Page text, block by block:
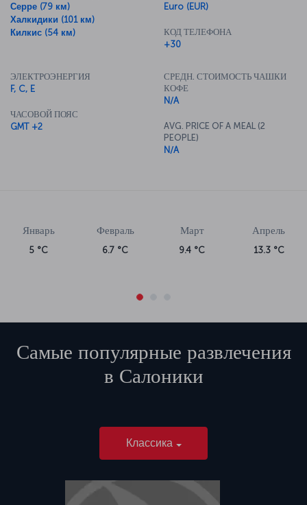
Серре (79 км)
Халкидики (101 км)
Килкис (54 км)
Euro (EUR)
КОД ТЕЛЕФОНА
+30
ЭЛЕКТРОЭНЕРГИЯ
F, C, E
ЧАСОВОЙ ПОЯС
GMT +2
СРЕДН. СТОИМОСТЬ ЧАШКИ
КОФЕ
N/A
AVG. PRICE OF A MEAL (2
PEOPLE)
N/A
Январь
5 °C
Февраль
6.7 °C
Март
9.4 °C
Апрель
13.3 °C
Самые популярные развлечения
в Салоники
Классика